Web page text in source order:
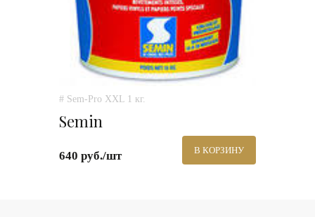
# Sem-Pro XXL 1 кг.
Semin
640 руб./шт В КОРЗИНУ